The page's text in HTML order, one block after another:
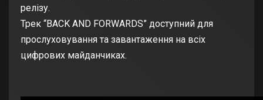
релізу.
Трек “BACK AND FORWARDS” доступний для
прослуховування та завантаження на всіх
цифрових майданчиках.